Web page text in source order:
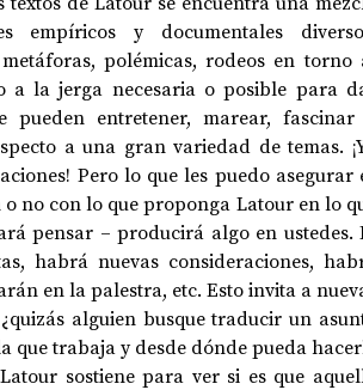
empíricos y documentales
polémicas, rodeos en torno
a la jerga necesaria o posible para
pueden entretener, marear,
a una gran variedad de temas.
Pero lo que les puedo asegurar
no con lo que proponga Latour en lo
pensar – producirá algo en ustedes.
habrá nuevas consideraciones,
en la palestra, etc. Esto invita a
alguien busque traducir un
trabaja y desde dónde pueda
sostiene para ver si es que